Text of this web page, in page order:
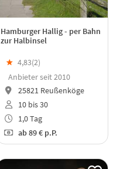
Hamburger Hallig - per Bahn
zur Halbinsel
★ 4,83(2)
Anbieter seit 2010
25821 Reußenköge
10 bis 30
1,0 Tag
ab89 € p.P.